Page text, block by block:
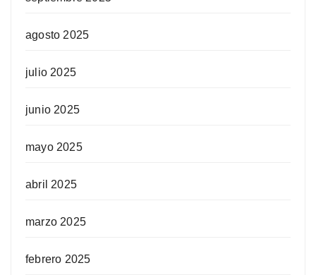
agosto 2025
julio 2025
junio 2025
mayo 2025
abril 2025
marzo 2025
febrero 2025